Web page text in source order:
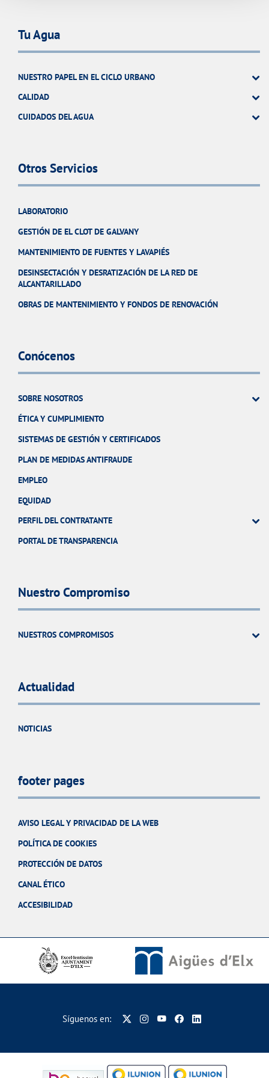
Tu Agua
NUESTRO PAPEL EN EL CICLO URBANO
CALIDAD
CUIDADOS DEL AGUA
Otros Servicios
LABORATORIO
GESTIÓN DE EL CLOT DE GALVANY
MANTENIMIENTO DE FUENTES Y LAVAPIÉS
DESINSECTACIÓN Y DESRATIZACIÓN DE LA RED DE
ALCANTARILLADO
OBRAS DE MANTENIMIENTO Y FONDOS DE RENOVACIÓN
Conócenos
SOBRE NOSOTROS
ÉTICA Y CUMPLIMIENTO
SISTEMAS DE GESTIÓN Y CERTIFICADOS
PLAN DE MEDIDAS ANTIFRAUDE
EMPLEO
EQUIDAD
PERFIL DEL CONTRATANTE
PORTAL DE TRANSPARENCIA
Nuestro Compromiso
NUESTROS COMPROMISOS
Actualidad
NOTICIAS
footer pages
AVISO LEGAL Y PRIVACIDAD DE LA WEB
POLÍTICA DE COOKIES
PROTECCIÓN DE DATOS
CANAL ÉTICO
ACCESIBILIDAD
Síguenos en: